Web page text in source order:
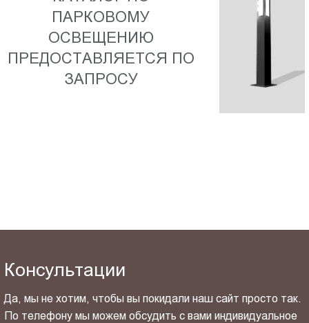
ПАРКОВОМУ
ОСВЕЩЕНИЮ
ПРЕДОСТАВЛЯЕТСЯ ПО
ЗАПРОСУ
Консультации
Да, мы не хотим, чтобы вы покидали наш сайт просто так.
По телефону мы можем обсудить с вами индивидуальное
Сб.,